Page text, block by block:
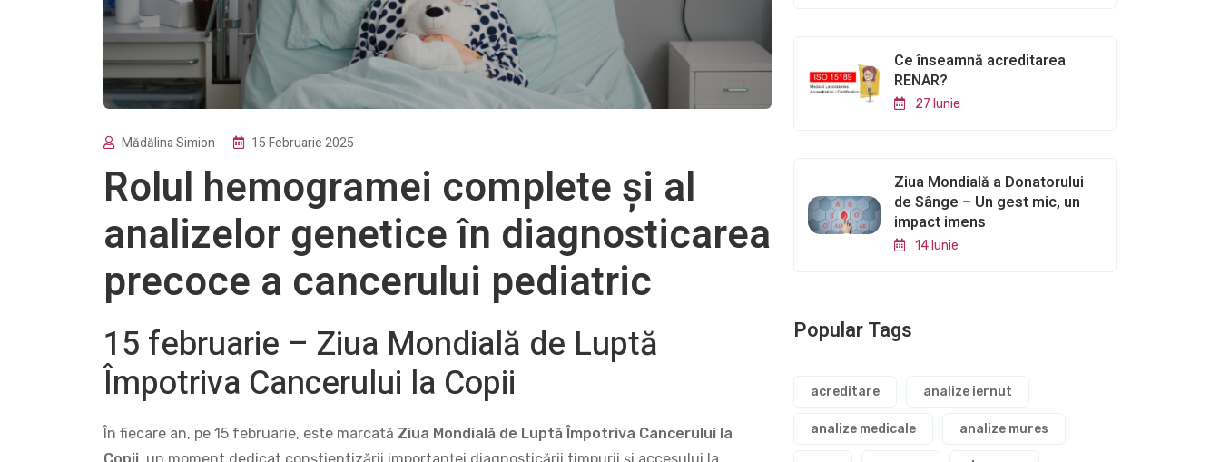
Mădălina Simion 15 Februarie 2025
Rolul hemogramei complete și al
analizelor genetice în diagnosticarea
precoce a cancerului pediatric
15 februarie – Ziua Mondială de Luptă
Împotriva Cancerului la Copii
În fiecare an, pe 15 februarie, este marcată Ziua Mondială de Luptă Împotriva Cancerului la
Ce înseamnă acreditarea
RENAR?
27 Iunie
Ziua Mondială a Donatorului
de Sânge – Un gest mic, un
impact imens
14 Iunie
Popular Tags
acreditare analize iernut
analize medicale analize mures